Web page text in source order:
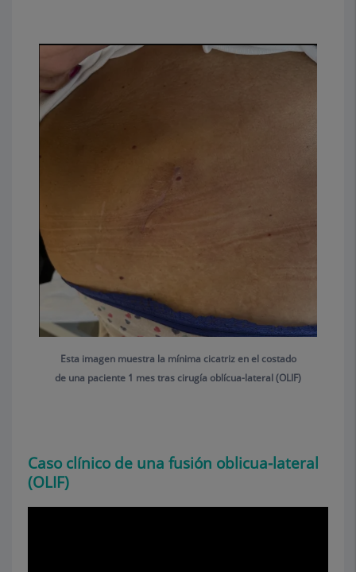
Esta imagen muestra la mínima cicatriz en el costado
de una paciente 1 mes tras cirugía oblícua-lateral (OLIF)
Caso clínico de una fusión oblicua-lateral
(OLIF)